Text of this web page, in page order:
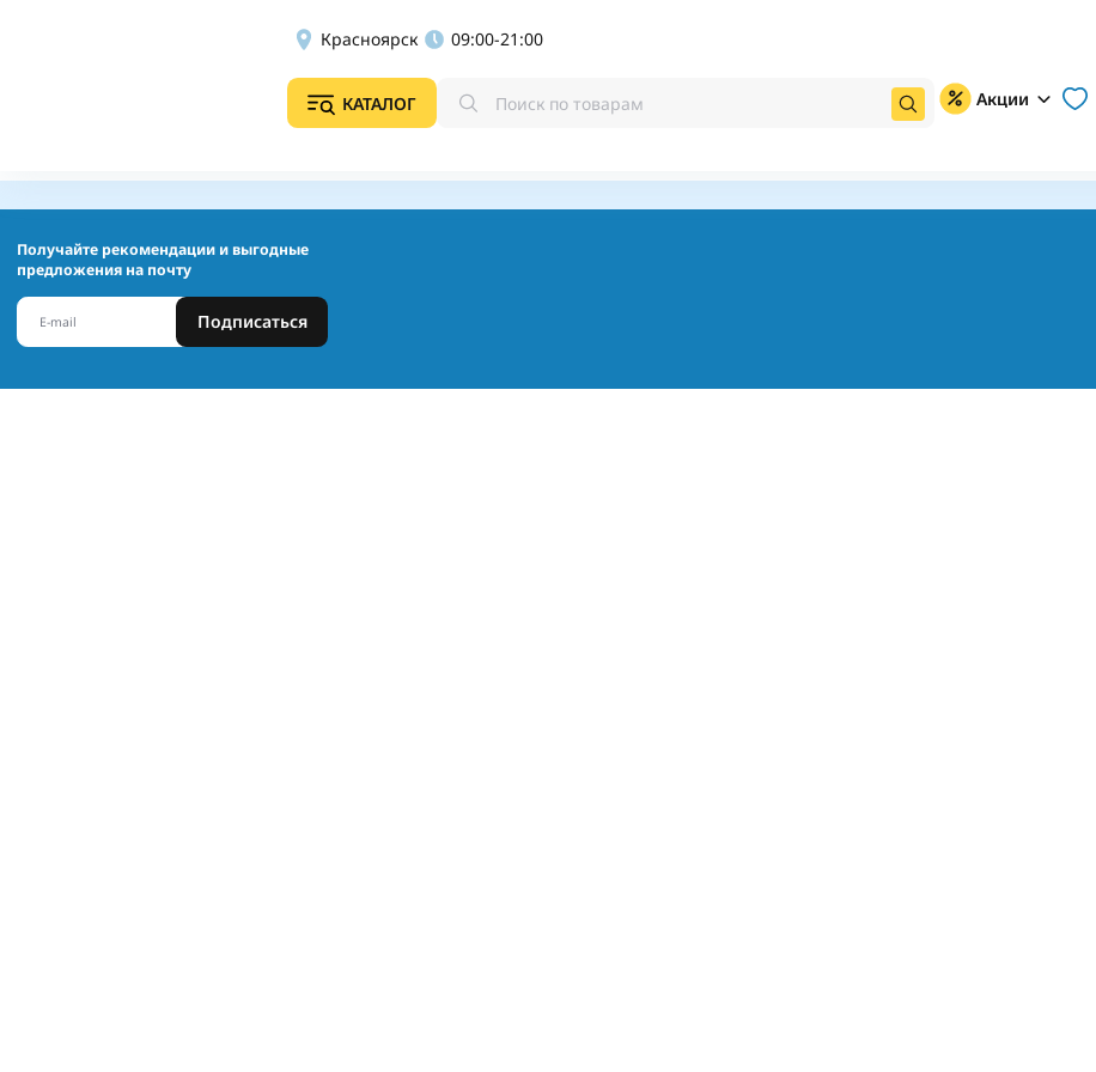
Красноярск 09:00-21:00
КАТАЛОГ Акции
Получайте рекомендации и выгодные
предложения на почту
Подписаться